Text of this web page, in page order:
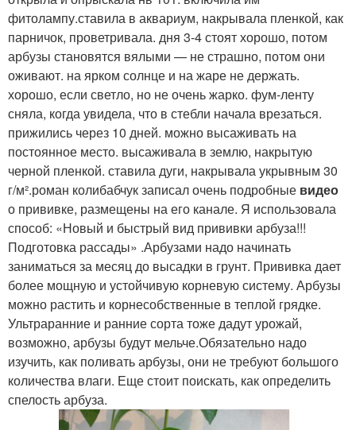
фитолампу.ставила в аквариум, накрывала пленкой, как
парничок, проветривала. дня 3-4 стоят хорошо, потом
арбузы становятся вялыми — не страшно, потом они
оживают. на ярком солнце и на жаре не держать.
хорошо, если светло, но не очень жарко. фум-ленту
сняла, когда увидела, что в стебли начала врезаться.
прижились через 10 дней. можно высаживать на
постоянное место. высаживала в землю, накрытую
черной пленкой. ставила дуги, накрывала укрывным 30
г/м².роман колибабчук записал очень подробные видео
о прививке, размещены на его канале. Я использовала
способ: «Новый и быстрый вид прививки арбуза!!!
Подготовка рассады» .Арбузами надо начинать
заниматься за месяц до высадки в грунт. Прививка дает
более мощную и устойчивую корневую систему. Арбузы
можно растить и корнесобственные в теплой грядке.
Ультраранние и ранние сорта тоже дадут урожай,
возможно, арбузы будут мельче.Обязательно надо
изучить, как поливать арбузы, они не требуют большого
количества влаги. Еще стоит поискать, как определить
спелость арбуза.